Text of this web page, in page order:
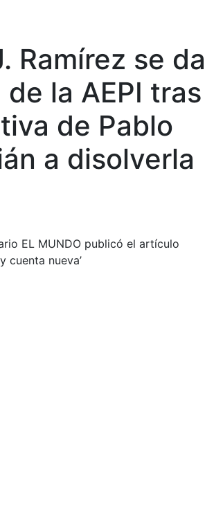
Ramírez se da
la AEPI tras
de Pablo
a disolverla
EL MUNDO publicó el artículo
cuenta nueva’